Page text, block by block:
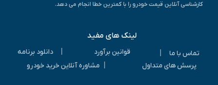
کارشناسی آنلاین قیمت خودرو را با کمترین خطا انجام می دهد.
لینک های مفید
تماس با ما قوانین برآورد
دانلود برنامه
پرسش های متداول
مشاوره آنلاین خرید خودرو